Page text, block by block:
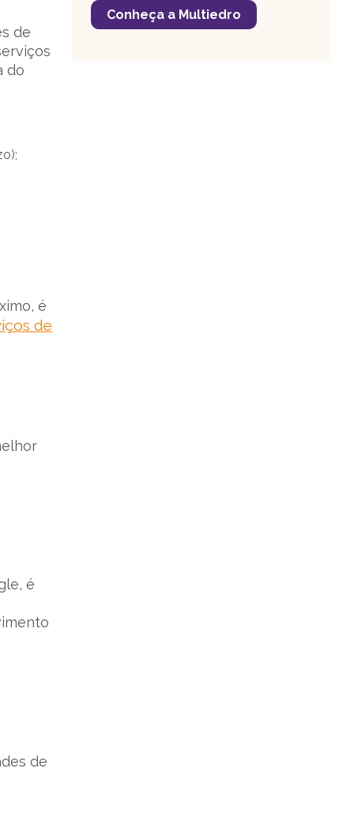
de
do
é
de
é
de
Conheça a Multiedro